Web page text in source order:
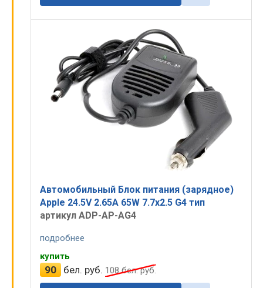
Автомобильный Блок питания (зарядное)
Apple 24.5V 2.65A 65W 7.7x2.5 G4 тип
артикул ADP-AP-AG4
подробнее
купить
90 бел. руб. 108бел. руб.